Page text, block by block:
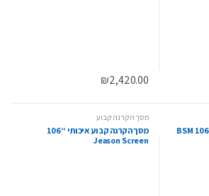
₪2,420.00
מסך הקרנה קבוע
מסך הקרנה קבוע איכותי “106
Jeason Screen